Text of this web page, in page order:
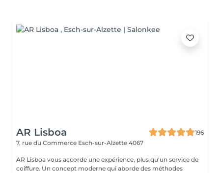
AR Lisboa
196
7, rue du Commerce Esch-sur-Alzette 4067
AR Lisboa vous accorde une expérience, plus qu'un service de
coiffure. Un concept moderne qui aborde des méthodes